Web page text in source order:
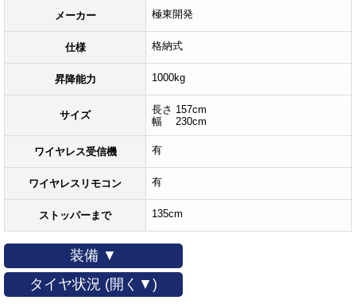
メーカー 極東開発
仕様 格納式
昇降能力 1000kg
サイズ
長さ 157cm
幅 230cm
ワイヤレス受信機 有
ワイヤレスリモコン 有
ストッパーまで 135cm
装備 ▼
タイヤ状況 (開く▼)